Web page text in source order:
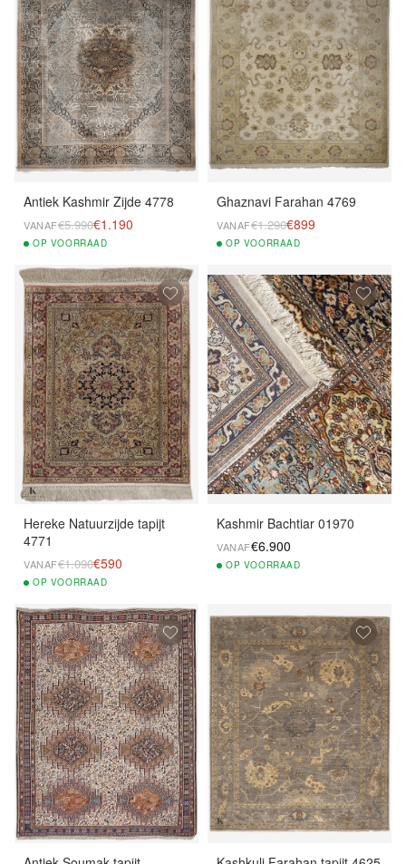
Antiek Kashmir Zijde 4778
VANAF€5.990€1.190
OP VOORRAAD
Ghaznavi Farahan 4769
VANAF€1.290€899
OP VOORRAAD
Hereke Natuurzijde tapijt
4771
VANAF€1.090€590
OP VOORRAAD
Kashmir Bachtiar 01970
VANAF€6.900
OP VOORRAAD